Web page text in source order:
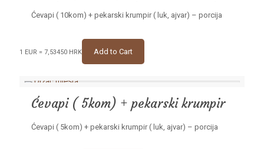
Ćevapi ( 10kom) + pekarski krumpir ( luk, ajvar) – porcija
1 EUR = 7,53450 HRK Add to Cart
Ćevapi ( 5kom) + pekarski krumpir
Ćevapi ( 5kom) + pekarski krumpir ( luk, ajvar) – porcija